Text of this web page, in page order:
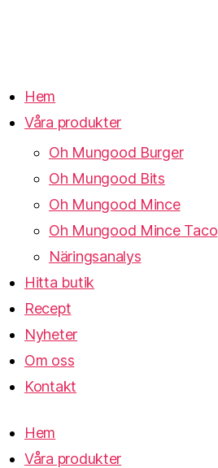
Hem
Våra produkter
Oh Mungood Burger
Oh Mungood Bits
Oh Mungood Mince
Oh Mungood Mince Taco
Näringsanalys
Hitta butik
Recept
Nyheter
Om oss
Kontakt
Hem
Våra produkter